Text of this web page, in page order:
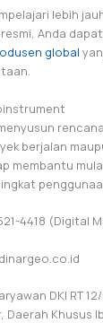
lebih
Anda dapat
global
berjalan
membantu
4418 (Digital
DKI RT
Daerah Khusus